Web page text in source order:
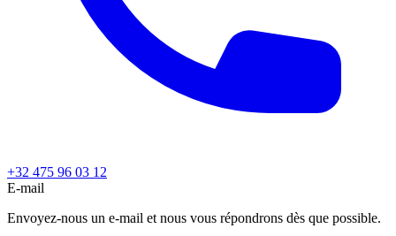
+32 475 96 03 12
E-mail
Envoyez-nous un e-mail et nous vous répondrons dès que possible.